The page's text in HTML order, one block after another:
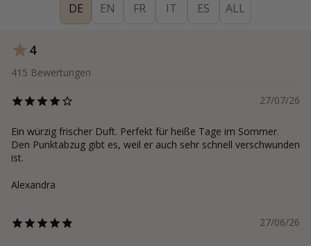
DE EN FR IT ES ALL
4
415 Bewertungen
27/07/26
Ein würzig frischer Duft. Perfekt für heiße Tage im Sommer.
Den Punktabzug gibt es, weil er auch sehr schnell verschwunden
ist.
Alexandra
27/06/26